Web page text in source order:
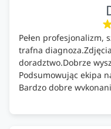
Pełen profesjonalizm,
trafna
doradztwo.Dobrze
Podsumowując ekipa
Bardzo dobre